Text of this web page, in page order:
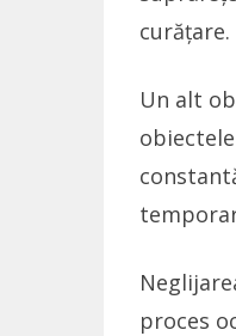
curățare.
Un alt
proces